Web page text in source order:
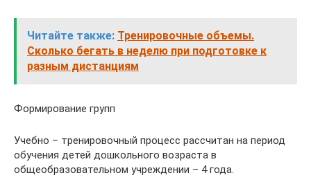
Читайте также: Тренировочные объемы.
Сколько бегать в неделю при подготовке к
разным дистанциям
Формирование групп
Учебно – тренировочный процесс рассчитан на период
обучения детей дошкольного возраста в
общеобразовательном учреждении – 4 года.